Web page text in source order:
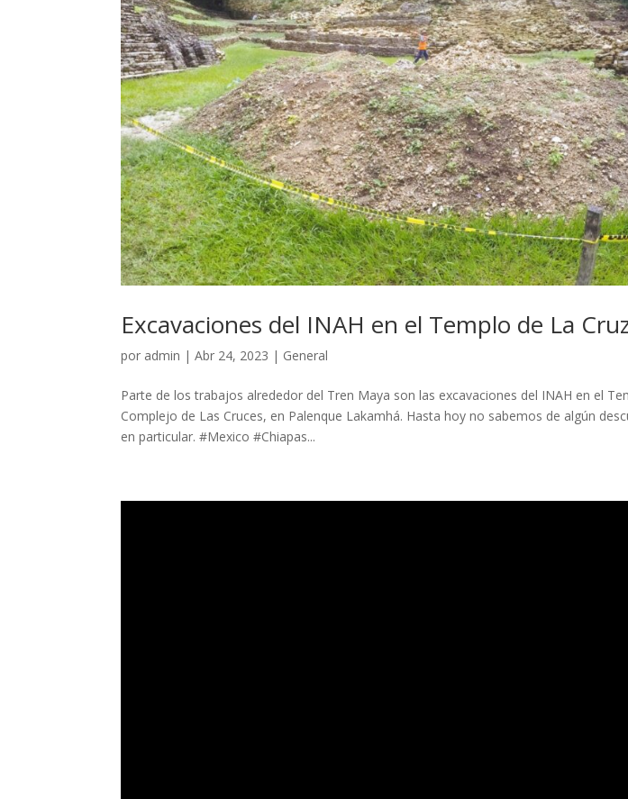
Excavaciones del INAH en el Templo de La
por admin |Abr 24, 2023 | General
Parte de los trabajos alrededor del Tren Maya son las excavaciones del INAH en el
Complejo de Las Cruces, en Palenque Lakamhá. Hasta hoy no sabemos de algún
en particular. #Mexico #Chiapas...